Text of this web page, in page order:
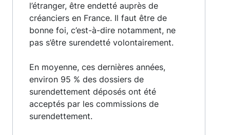
l’étranger, être endetté auprès de
créanciers en France. Il faut être de
bonne foi, c’est-à-dire notamment, ne
pas s’être surendetté volontairement.
En moyenne, ces dernières années,
environ 95 % des dossiers de
surendettement déposés ont été
acceptés par les commissions de
surendettement.